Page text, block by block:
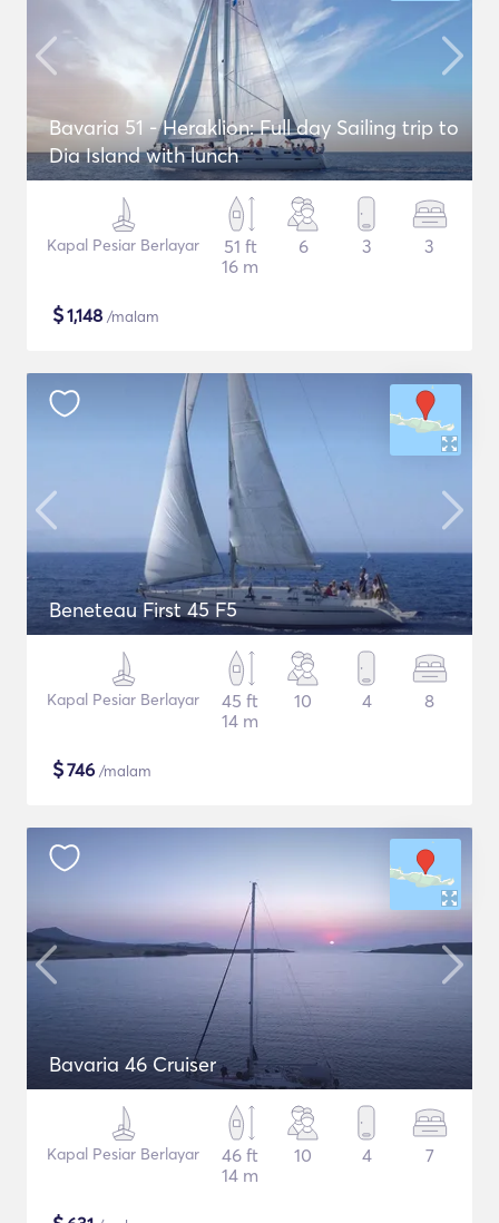
Bavaria 51 - Heraklion: Full day Sailing trip to
Dia Island with lunch
Kapal Pesiar Berlayar
51 ft
16 m
6 3 3
$1,148 /malam
Beneteau First 45 F5
Kapal Pesiar Berlayar
45 ft
14 m
10 4 8
$746 /malam
Bavaria 46 Cruiser
Kapal Pesiar Berlayar
46 ft
14 m
10 4 7